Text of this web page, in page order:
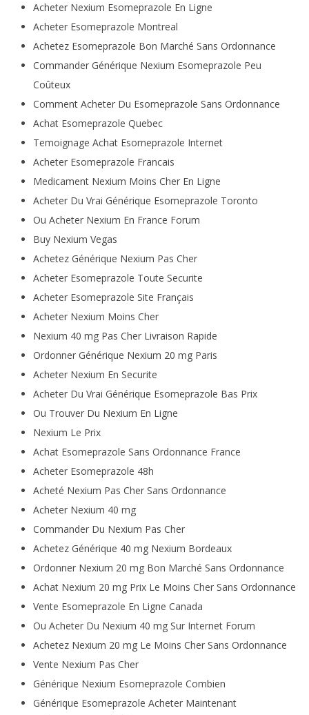
Acheter Nexium Esomeprazole En Ligne
Acheter Esomeprazole Montreal
Achetez Esomeprazole Bon Marché Sans Ordonnance
Commander Générique Nexium Esomeprazole Peu
Coûteux
Comment Acheter Du Esomeprazole Sans Ordonnance
Achat Esomeprazole Quebec
Temoignage Achat Esomeprazole Internet
Acheter Esomeprazole Francais
Medicament Nexium Moins Cher En Ligne
Acheter Du Vrai Générique Esomeprazole Toronto
Ou Acheter Nexium En France Forum
Buy Nexium Vegas
Achetez Générique Nexium Pas Cher
Acheter Esomeprazole Toute Securite
Acheter Esomeprazole Site Français
Acheter Nexium Moins Cher
Nexium 40 mg Pas Cher Livraison Rapide
Ordonner Générique Nexium 20 mg Paris
Acheter Nexium En Securite
Acheter Du Vrai Générique Esomeprazole Bas Prix
Ou Trouver Du Nexium En Ligne
Nexium Le Prix
Achat Esomeprazole Sans Ordonnance France
Acheter Esomeprazole 48h
Acheté Nexium Pas Cher Sans Ordonnance
Acheter Nexium 40 mg
Commander Du Nexium Pas Cher
Achetez Générique 40 mg Nexium Bordeaux
Ordonner Nexium 20 mg Bon Marché Sans Ordonnance
Achat Nexium 20 mg Prix Le Moins Cher Sans Ordonnance
Vente Esomeprazole En Ligne Canada
Ou Acheter Du Nexium 40 mg Sur Internet Forum
Achetez Nexium 20 mg Le Moins Cher Sans Ordonnance
Vente Nexium Pas Cher
Générique Nexium Esomeprazole Combien
Générique Esomeprazole Acheter Maintenant